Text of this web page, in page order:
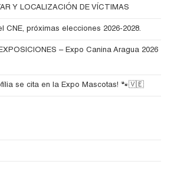
Y LOCALIZACIÓN DE VÍCTIMAS
CNE, próximas elecciones 2026-2028.
– Expo Canina Aragua 2026
se cita en la Expo Mascotas! 🐾🇻🇪